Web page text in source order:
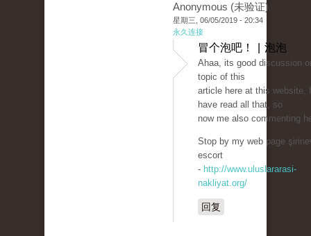
Anonymous (未验证)
星期三, 06/05/2019 - 20:34
永久连接
冒个泡吧！ | 泡泡
Ahaa, its good discussion
topic of this
article here at this website, I
have read all that, so
now me also commenting
Stop by my web page
escort
- http://www.uluslararasi-
nakliyat.org/
回复